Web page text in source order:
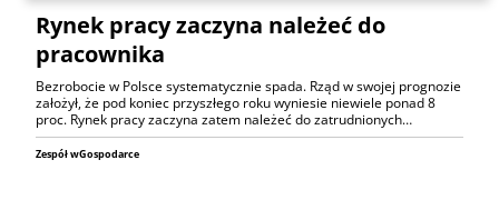
Rynek pracy zaczyna należeć do
pracownika
Bezrobocie w Polsce systematycznie spada. Rząd w swojej prognozie
założył, że pod koniec przyszłego roku wyniesie niewiele ponad 8
proc. Rynek pracy zaczyna zatem należeć do zatrudnionych…
Zespół wGospodarce